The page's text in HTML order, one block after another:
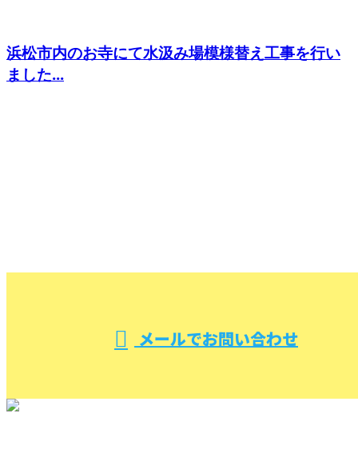
浜松市内のお寺にて水汲み場模様替え工事を行い
ました...
メールでお問い合わせ